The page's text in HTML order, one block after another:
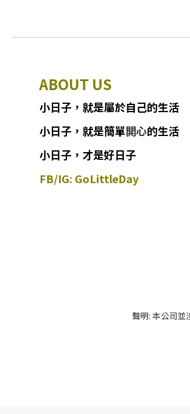
ABOUT US
小日子 ， 就是屬於自己的生活
小日子 ， 就是簡單開心的生活
小日子，才是好日子
FB/IG: GoLittleDay
聲明: 本公司並